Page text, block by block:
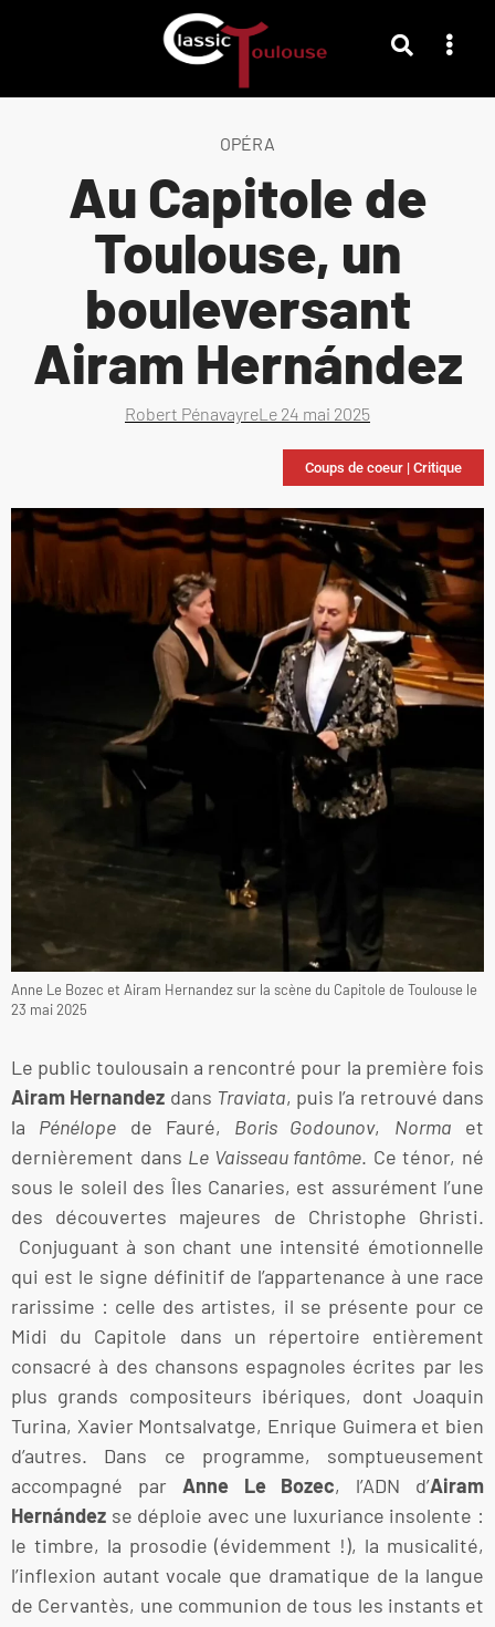
OPÉRA
Au Capitole de
Toulouse, un
bouleversant
Airam Hernández
Robert PénavayreLe 24 mai 2025
Coups de coeur | Critique
Anne Le Bozec et Airam Hernandez sur la scène du Capitole de Toulouse le
23 mai 2025
Le public toulousain a rencontré pour la première fois
Airam Hernandez dans Traviata, puis l’a retrouvé dans
la Pénélope de Fauré, Boris Godounov, Norma et
dernièrement dans Le Vaisseau fantôme. Ce ténor, né
sous le soleil des Îles Canaries, est assurément l’une
des découvertes majeures de Christophe Ghristi.
Conjuguant à son chant une intensité émotionnelle
qui est le signe définitif de l’appartenance à une race
rarissime : celle des artistes, il se présente pour ce
Midi du Capitole dans un répertoire entièrement
consacré à des chansons espagnoles écrites par les
plus grands compositeurs ibériques, dont Joaquin
Turina, Xavier Montsalvatge, Enrique Guimera et bien
d’autres. Dans ce programme, somptueusement
accompagné par Anne Le Bozec, l’ADN d’Airam
Hernández se déploie avec une luxuriance insolente :
le timbre, la prosodie (évidemment !), la musicalité,
l’inflexion autant vocale que dramatique de la langue
de Cervantès, une communion de tous les instants et